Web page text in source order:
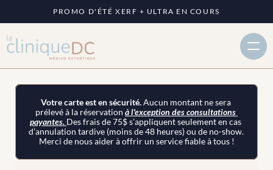
PROMO D'ÉTÉ XERF + ULTRA EN COURS
Votre carte est en sécurité. Aucun montant ne sera
prélevé à la réservation à l'exception des consultations
payantes. Des frais de 75$ s’appliquent seulement en cas
d’annulation tardive (moins de 48 heures) ou de no-show.
Merci de nous aider à offrir un service fiable à tous !